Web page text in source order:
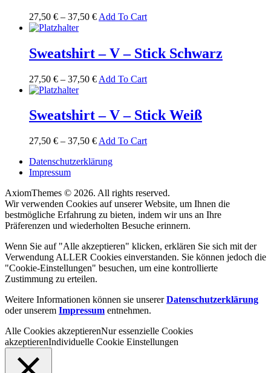
27,50 € – 37,50 € Add To Cart
Sweatshirt – V – Stick Schwarz
27,50 € – 37,50 € Add To Cart
Sweatshirt – V – Stick Weiß
27,50 € – 37,50 € Add To Cart
Datenschutzerklärung
Impressum
AxiomThemes © 2026. All rights reserved.
Wir verwenden Cookies auf unserer Website, um Ihnen die
bestmögliche Erfahrung zu bieten, indem wir uns an Ihre
Präferenzen und wiederholten Besuche erinnern.
Wenn Sie auf "Alle akzeptieren" klicken, erklären Sie sich mit der
Verwendung ALLER Cookies einverstanden. Sie können jedoch die
"Cookie-Einstellungen" besuchen, um eine kontrollierte
Zustimmung zu erteilen.
Weitere Informationen können sie unsererDatenschutzerklärung
oder unserem Impressum entnehmen.
Alle Cookies akzeptierenNur essenzielle Cookies
akzeptierenIndividuelle Cookie Einstellungen